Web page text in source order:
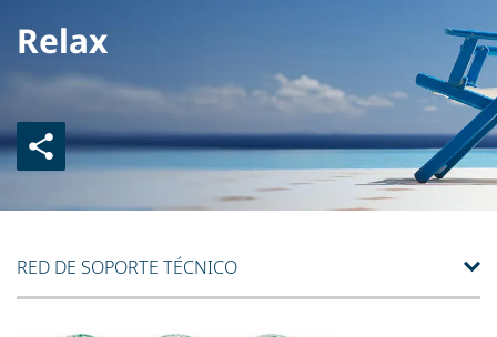
Relax
RED DE SOPORTE TÉCNICO